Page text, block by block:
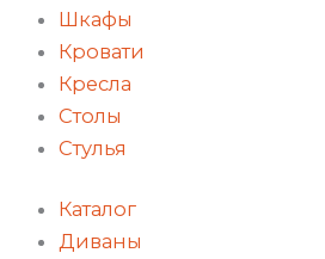
Шкафы
Кровати
Кресла
Столы
Стулья
Каталог
Диваны